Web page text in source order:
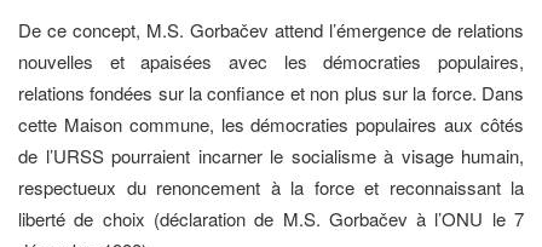
De ce concept, M.S. Gorbačev attend l’émergence de relations
nouvelles et apaisées avec les démocraties populaires,
relations fondées sur la confiance et non plus sur la force. Dans
cette Maison commune, les démocraties populaires aux côtés
de l’URSS pourraient incarner le socialisme à visage humain,
respectueux du renoncement à la force et reconnaissant la
liberté de choix (déclaration de M.S. Gorbačev à l’ONU le 7